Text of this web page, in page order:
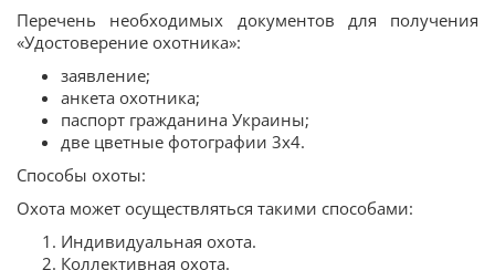
Перечень необходимых документов для получения
«Удостоверение охотника»:
заявление;
анкета охотника;
паспорт гражданина Украины;
две цветные фотографии 3х4.
Способы охоты:
Охота может осуществляться такими способами:
Индивидуальная охота.
Коллективная охота.